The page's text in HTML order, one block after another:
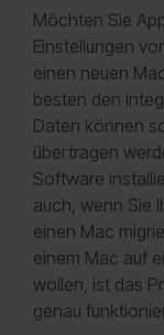
Möchten Sie
Einstellungen
einen neuen
besten den
Daten können
übertragen
Software
auch, wenn Sie
einen Mac
einem Mac auf
wollen, ist das
genau